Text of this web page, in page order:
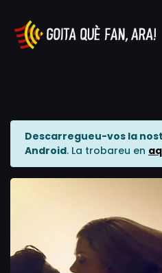
Descarregueu-vos la
Android. La trobareu en